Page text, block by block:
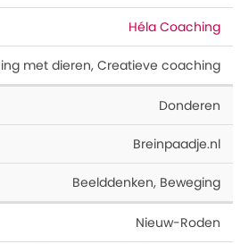
Héla Coaching
met dieren, Creatieve coaching
Donderen
Breinpaadje.nl
Beelddenken, Beweging
Nieuw-Roden